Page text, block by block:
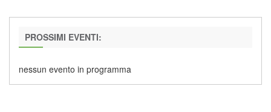
PROSSIMI EVENTI:
nessun evento in programma